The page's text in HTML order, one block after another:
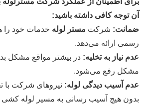
آن توجه کافی داشته باشید:
ضمانت: شرکت مستر لوله خدمات خود را
رسمی ارائه می‌دهد.
عدم نیاز به تخلیه: در بیشتر مواقع مشکل
مشکل رفع می‌شود.
عدم آسیب دیدگی لوله: نیروهای شرکت با
بدون هیچ آسیب رسانی به مسیر لوله کشی